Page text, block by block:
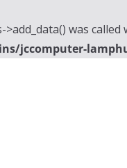
>add_data() was
jccomputer-